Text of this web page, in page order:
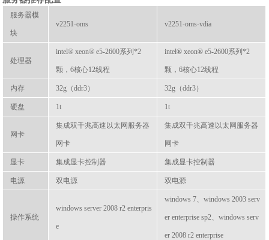
服务器模
块
v2251-oms v2251-oms-vdia
处理器
intel® xeon® e5-2600系列*2
颗，6核心12线程
intel® xeon® e5-2600系列*2
颗，6核心12线程
内存 32g（ddr3） 32g（ddr3）
硬盘 1t 1t
网卡
集成双千兆高速以太网服务器
网卡
集成双千兆高速以太网服务器
网卡
显卡 集成显卡控制器 集成显卡控制器
电源 双电源 双电源
操作系统
windows server 2008 r2 enterpris
e
windows 7、windows 2003 serv
er enterprise sp2、windows serv
er 2008 r2 enterprise